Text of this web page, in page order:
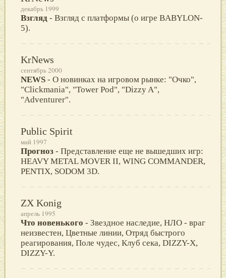
декабрь 1999
Взгляд - Взгляд с платформы (о игре BABYLON-
5).
KrNews
сентябрь 2000
NEWS - О новинках на игровом рынке: "Очко",
"Clickmania", "Tower Pod", "Dizzy A",
"Adventurer".
Public Spirit
май 1997
Прогноз - Представление еще не вышедших игр:
HEAVY METAL MOVER II, WING COMMANDER,
PENTIX, SODOM 3D.
ZX Konig
апрель 1995
Что новенького - Звездное наследие, НЛО - враг
неизвестен, Цветные линии, Отряд быстрого
реагирования, Поле чудес, Клуб сека, DIZZY-X,
DIZZY-Y.